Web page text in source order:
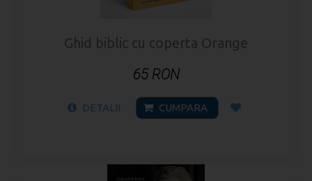
Ghid biblic cu coperta Orange
65 RON
DETALII CUMPARA